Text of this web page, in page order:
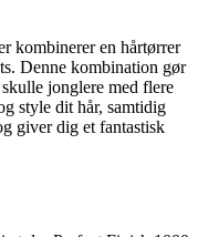
kombinerer en hårtørrer
Denne kombination gør
jonglere med flere
style dit hår, samtidig
giver dig et fantastisk